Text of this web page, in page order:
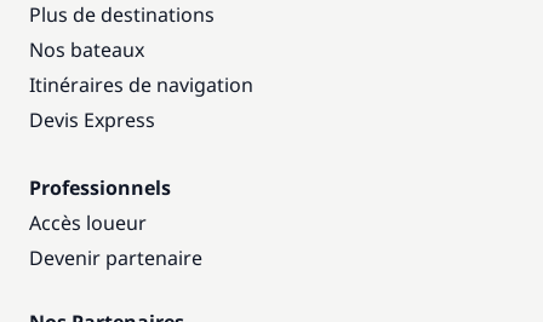
Plus de destinations
Nos bateaux
Itinéraires de navigation
Devis Express
Professionnels
Accès loueur
Devenir partenaire